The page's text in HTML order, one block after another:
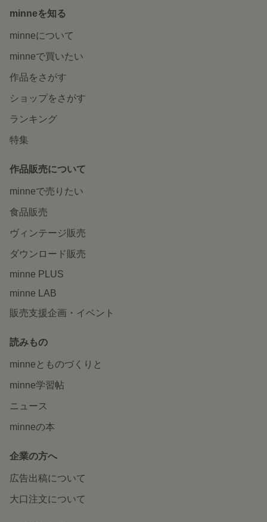
minneを知る
minneについて
minneで買いたい
作品をさがす
ショップをさがす
ランキング
特集
作品販売について
minneで売りたい
食品販売
ヴィンテージ販売
ダウンロード販売
minne PLUS
minne LAB
販売支援企画・イベント
読みもの
minneとものづくりと
minne学習帖
ニュース
minneの本
企業の方へ
広告出稿について
大口注文について